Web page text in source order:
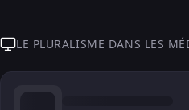
LE PLURALISME DANS LES